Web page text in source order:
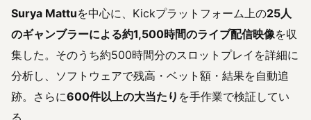
Surya Mattuを中心に、Kickプラットフォーム上の25人
のギャンブラーによる約1,500時間のライブ配信映像を収
集した。そのうち約500時間分のスロットプレイを詳細に
分析し、ソフトウェアで残高・ベット額・結果を自動追
跡。さらに600件以上の大当たり を手作業で検証してい
る。